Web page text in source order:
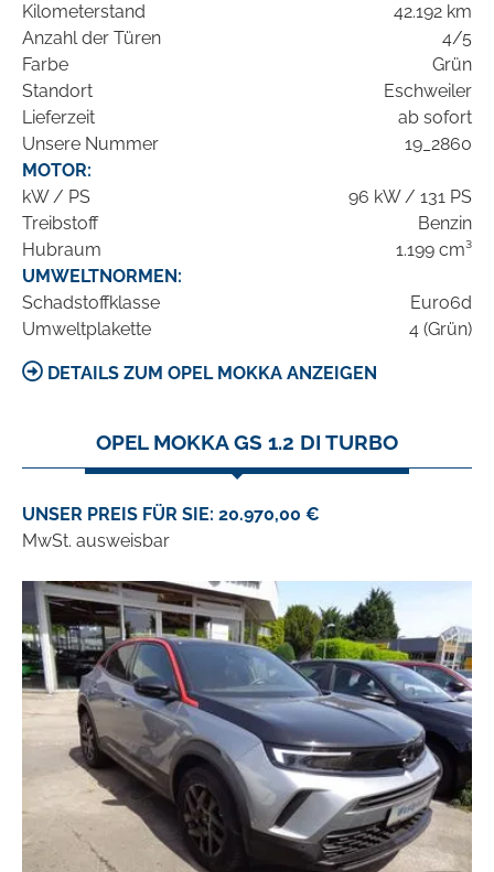
Kilometerstand
42.192 km
Anzahl der Türen
4/5
Farbe
Grün
Standort
Eschweiler
Lieferzeit
ab sofort
Unsere Nummer
19_2860
MOTOR:
kW / PS
96 kW / 131 PS
Treibstoff
Benzin
Hubraum
1.199 cm³
UMWELTNORMEN:
Schadstoffklasse
Euro6d
Umweltplakette
4 (Grün)
DETAILS ZUM OPEL MOKKA ANZEIGEN
OPEL MOKKA GS 1.2 DI TURBO
UNSER PREIS FÜR SIE: 20.970,00 €
MwSt. ausweisbar